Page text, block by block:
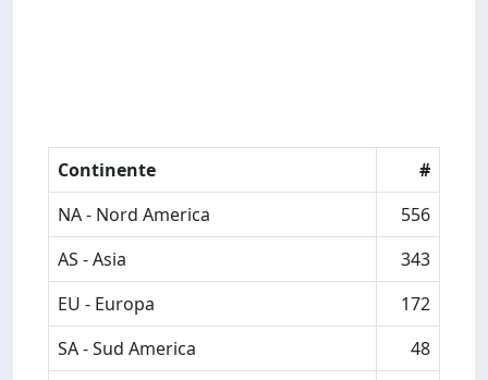
Continente
#
NA - Nord America
556
AS - Asia
343
EU - Europa
172
SA - Sud America
48